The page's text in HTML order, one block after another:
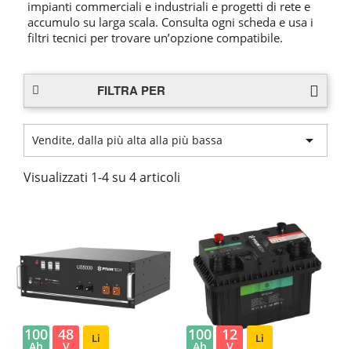
impianti commerciali e industriali e progetti di rete e
accumulo su larga scala. Consulta ogni scheda e usa i
filtri tecnici per trovare un’opzione compatibile.
FILTRA PER
Vendite, dalla più alta alla più bassa 
Visualizzati 1-4 su 4 articoli
100 48 Li 100 12 Li